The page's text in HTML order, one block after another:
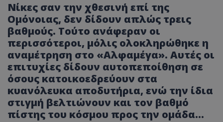
Νίκες σαν την χθεσινή επί της
Ομόνοιας, δεν δίδουν απλώς τρεις
βαθμούς. Τούτο ανάφεραν οι
περισσότεροι, μόλις ολοκληρώθηκε η
αναμέτρηση στο «Αλφαμέγα». Αυτές οι
επιτυχίες δίδουν αυτοπεποίθηση σε
όσους κατοικοεδρεύουν στα
κυανόλευκα αποδυτήρια, ενώ την ίδια
στιγμή βελτιώνουν και τον βαθμό
πίστης του κόσμου προς την ομάδα…